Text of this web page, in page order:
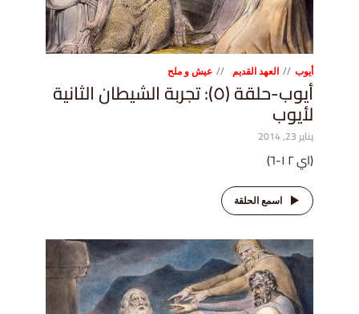
أيوب العهد القديم عيش و ملح
أيوب-حلقة (٥): تجربة الشيطان الثانية
لأيوب
يناير 23, 2014
(اي ٢ ١-٦)
اسمع الحلقة